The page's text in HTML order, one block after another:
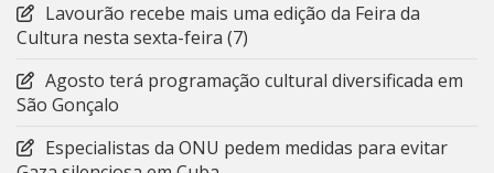
Lavourão recebe mais uma edição da Feira da
Cultura nesta sexta-feira (7)
Agosto terá programação cultural diversificada em
São Gonçalo
Especialistas da ONU pedem medidas para evitar